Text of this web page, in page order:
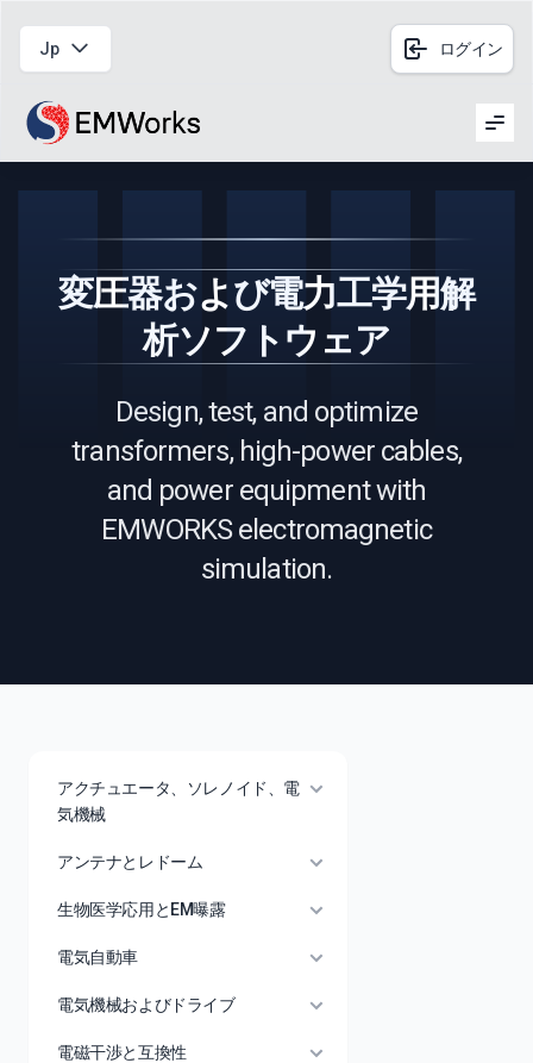
Jp ログイン
変圧器および電力工学用解
析ソフトウェア
Design, test, and optimize
transformers, high-power cables,
and power equipment with
EMWORKS electromagnetic
simulation.
アクチュエータ、ソレノイド、電
気機械
アンテナとレドーム
生物医学応用とEM曝露
電気自動車
電気機械およびドライブ
電磁干渉と互換性